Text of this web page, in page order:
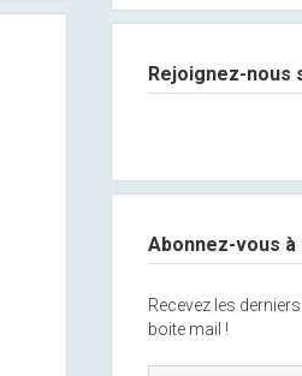
Rejoignez-nous
Abonnez-vous
Recevez les
boite mail !